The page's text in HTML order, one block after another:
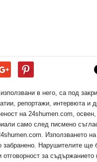
в него, са под
репортажи, интервюта и
на 24shumen.com,
само след писмено
Използването
Нарушителите ще
за съдържанието